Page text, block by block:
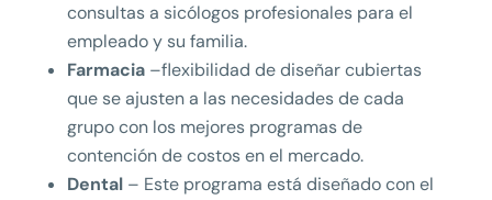
consultas a sicólogos profesionales para el
empleado y su familia.
Farmacia–flexibilidad de diseñar cubiertas
que se ajusten a las necesidades de cada
grupo con los mejores programas de
contención de costos en el mercado.
Dental– Este programa está diseñado con el